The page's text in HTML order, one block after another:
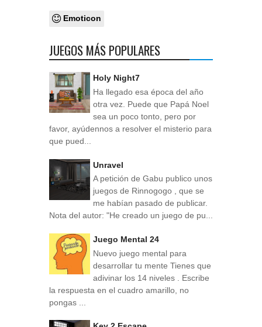
Emoticon
JUEGOS MÁS POPULARES
Holy Night7
Ha llegado esa época del año
otra vez. Puede que Papá Noel
sea un poco tonto, pero por
favor, ayúdennos a resolver el misterio para
que pued...
Unravel
A petición de Gabu publico unos
juegos de Rinnogogo , que se
me habían pasado de publicar.
Nota del autor: "He creado un juego de pu...
Juego Mental 24
Nuevo juego mental para
desarrollar tu mente Tienes que
adivinar los 14 niveles . Escribe
la respuesta en el cuadro amarillo, no
pongas ...